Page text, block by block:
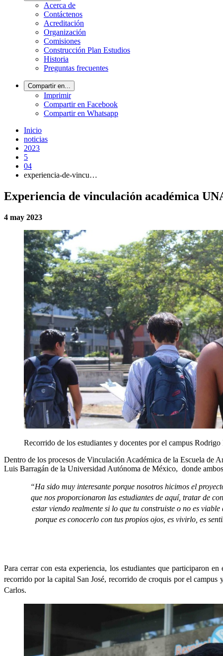
Acerca de
Contáctenos
Acreditación
Organización
Comisiones
Construcción Plan Estudios
Historia
Preguntas frecuentes
Compartir en...
Imprimir
Compartir en Facebook
Compartir en Whatsapp
Inicio
noticias
2023
5
04
experiencia-de-vincu…
Experiencia de vinculación académica
4 may 2023
Recorrido de los estudiantes y docentes por el campus
Dentro de los procesos de Vinculación Académica de la Escuela de
Luis Barragán de la Universidad Autónoma de México, donde
“Ha sido muy interesante porque nosotros hicimos el
que nos proporcionaron las estudiantes de aquí, tratar de
estar viendo realmente si lo que tu construiste o no es
porque es conocerlo con tus propios ojos, es vivirlo, es
Para cerrar con esta experiencia, los estudiantes que participaron
recorrido por la capital San José, recorrido de croquis por el
Carlos.